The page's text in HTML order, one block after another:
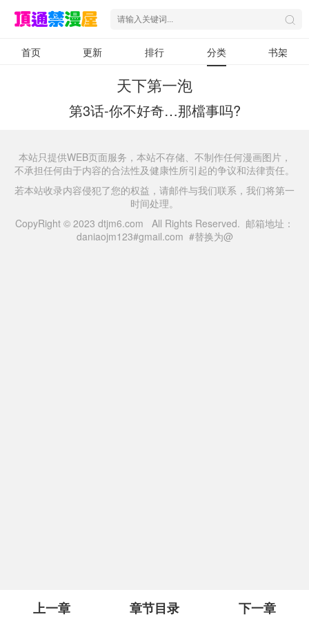
首页 更新 排行 分类 书架
天下第一泡
第3话-你不好奇…那檔事吗?
上一章 章节目录 下一章
本站只提供WEB页面服务，本站不存储、不制作任何漫画图片，
不承担任何由于内容的合法性及健康性所引起的争议和法律责任。
若本站收录内容侵犯了您的权益，请邮件与我们联系，我们将第一
时间处理。
CopyRight © 2023 dtjm6.com All Rights Reserved. 邮箱地址：
daniaojm123#gmail.com #替换为@